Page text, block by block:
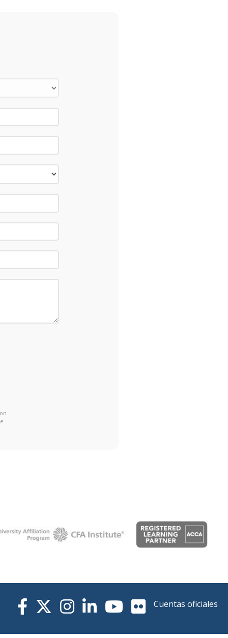
Cuentas oficiales